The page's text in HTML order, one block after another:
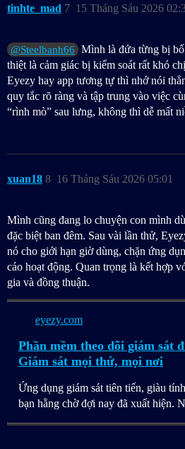
tinhte_mad 15 Tháng Sáu 2026
7
@Steelbanh66
Mình là đứa từng bị
thiệt là cảm giác bị kiểm soát rất khó
Eyezy hay app tương tự thì nhớ nói
quy tắc rõ ràng và tập trung vào việc
“rình mò” sau lưng, không thì dễ mất
xuan18 16 Tháng Sáu 2026 05:01
8
Mình cũng đang lo chuyện con mình
đặc biệt ban đêm. Sau vài lần thử,
nó cho giới hạn giờ dùng, chặn ứng
cáo hoạt động. Quan trọng là kết hợp
gia và đồng thuận.
eyezy.com
Phần mềm theo dõi giám sát
Giám sát mọi thứ, mọi nơi
Ứng dụng giám sát tiên tiến, giàu
bạn hằng chờ đợi nay đã xuất hiện.